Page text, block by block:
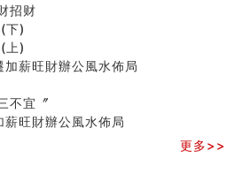
招财
下)
上)
薪旺財辦公風水佈局
不宜〞
旺財辦公風水佈局
更多>>